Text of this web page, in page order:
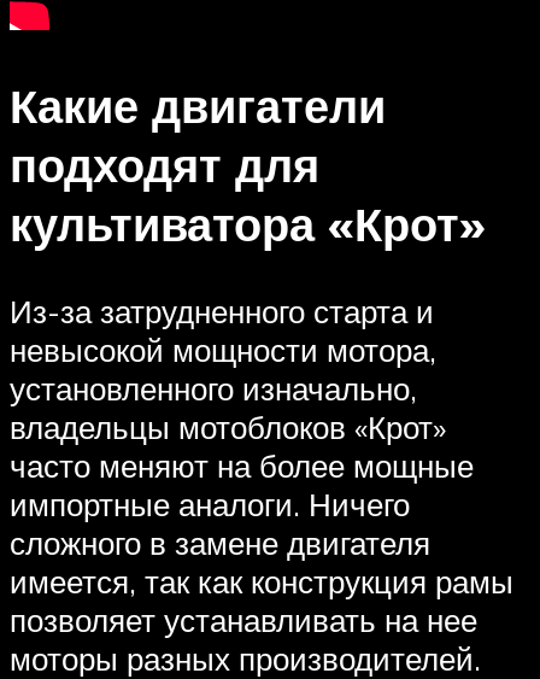
Какие двигатели
подходят для
культиватора «Крот»
Из-за затрудненного старта и
невысокой мощности мотора,
установленного изначально,
владельцы мотоблоков «Крот»
часто меняют на более мощные
импортные аналоги. Ничего
сложного в замене двигателя
имеется, так как конструкция рамы
позволяет устанавливать на нее
моторы разных производителей.